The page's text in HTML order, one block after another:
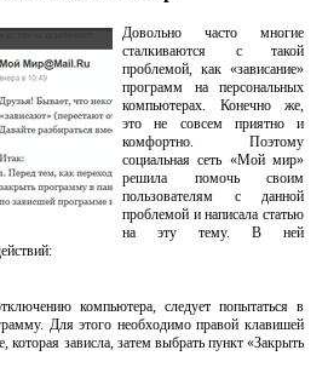
Довольно часто многие
сталкиваются с такой
проблемой, как «зависание»
программ на персональных
компьютерах. Конечно же,
это не совсем приятно и
комфортно. Поэтому
социальная сеть «Мой мир»
решила помочь своим
пользователям с данной
проблемой и написала статью
на эту тему. В ней
компьютера, следует попытаться в
Для этого необходимо правой клавишей
зависла, затем выбрать пункт «Закрыть